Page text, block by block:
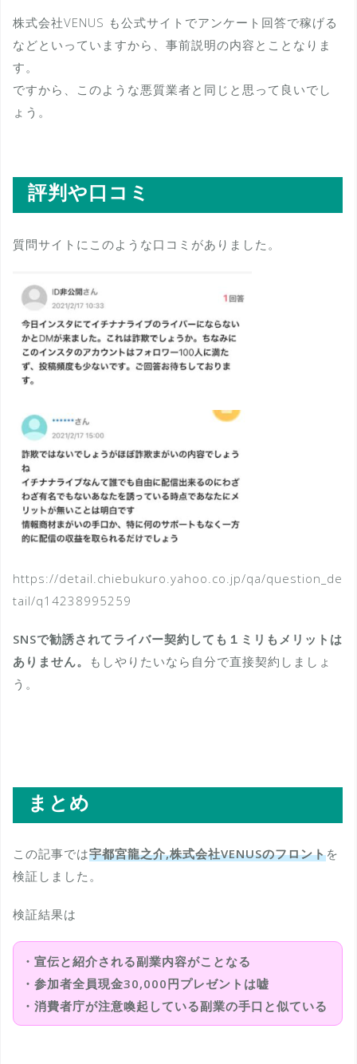
株式会社VENUS も公式サイトでアンケート回答で稼げる
などといっていますから、事前説明の内容とことなりま
す。
ですから、このような悪質業者と同じと思って良いでし
ょう。
評判や口コミ
質問サイトにこのような口コミがありました。
https://detail.chiebukuro.yahoo.co.jp/qa/question_de
tail/q14238995259
SNSで勧誘されてライバー契約しても１ミリもメリットは
ありません。
もしやりたいなら自分で直接契約しましょ
う。
まとめ
この記事では宇都宮龍之介,株式会社VENUSのフロントを
検証しました。
検証結果は
・宣伝と紹介される副業内容がことなる
・参加者全員現金30,000円プレゼントは嘘
・消費者庁が注意喚起している副業の手口と似ている